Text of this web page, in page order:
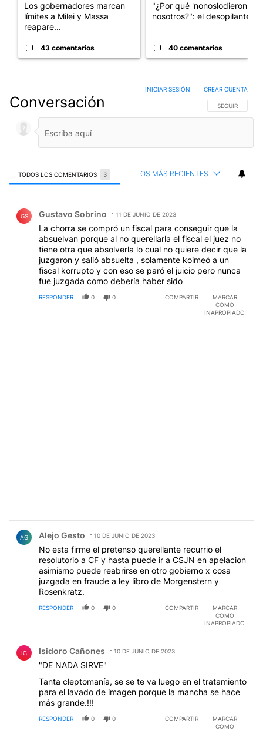
Los gobernadores marcan
límites a Milei y Massa
reapare...
43 comentarios
"¿Por qué 'nonoslodieron' a
nosotros?": el desopilante ...
40 comentarios
Conversación SIGA ESTA
SEGUIR
INICIAR SESIÓN CREAR CUENTA
TODOS LOS COMENTARIOS 3 LOS MÁS RECIENTES
GS Gustavo Sobrino 11 DE JUNIO DE 2023
La chorra se compró un fiscal para conseguir que la
absuelvan porque al no querellarla el fiscal el juez no
tiene otra que absolverla lo cual no quiere decir que la
juzgaron y salió absuelta , solamente koimeó a un
fiscal korrupto y con eso se paró el juicio pero nunca
fue juzgada como debería haber sido
RESPONDER 0 0 COMPARTIR
MARCAR
COMO
INAPROPIADO
AG Alejo Gesto 10 DE JUNIO DE 2023
No esta firme el pretenso querellante recurrio el
resolutorio a CF y hasta puede ir a CSJN en apelacion
asimismo puede reabrirse en otro gobierno x cosa
juzgada en fraude a ley libro de Morgenstern y
Rosenkratz.
RESPONDER 0 0 COMPARTIR
MARCAR
COMO
INAPROPIADO
IC Isidoro Cañones 10 DE JUNIO DE 2023
"DE NADA SIRVE"
Tanta cleptomanía, se se te va luego en el tratamiento
para el lavado de imagen porque la mancha se hace
más grande.!!!
RESPONDER 0 0 COMPARTIR
MARCAR
COMO